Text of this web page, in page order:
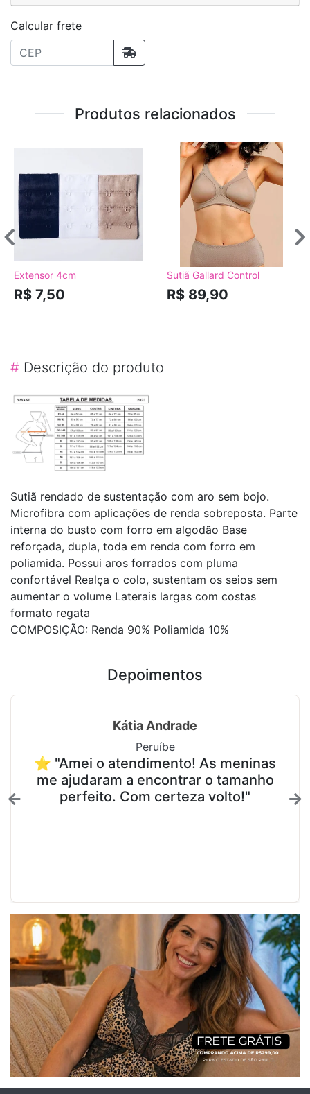
Calcular frete
Produtos relacionados
Extensor 4cm
R$ 7,50
Sutiã Gallard Control
R$ 89,90
# Descrição do produto
Sutiã rendado de sustentação com aro sem bojo.
Microfibra com aplicações de renda sobreposta. Parte
interna do busto com forro em algodão Base
reforçada, dupla, toda em renda com forro em
poliamida. Possui aros forrados com pluma
confortável Realça o colo, sustentam os seios sem
aumentar o volume Laterais largas com costas
formato regata
COMPOSIÇÃO: Renda 90% Poliamida 10%
Depoimentos
Kátia Andrade
Peruíbe
⭐ "Amei o atendimento! As meninas
me ajudaram a encontrar o tamanho
perfeito. Com certeza volto!"